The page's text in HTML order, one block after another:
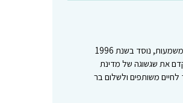
מרכז פרס לשלום ולחדשנות, המציין 22 שנות פעילות בעלת הד ומשמעות, נוסד בשנת 1996
את שגשוגה של מדינת
משותפים ולשלום בר